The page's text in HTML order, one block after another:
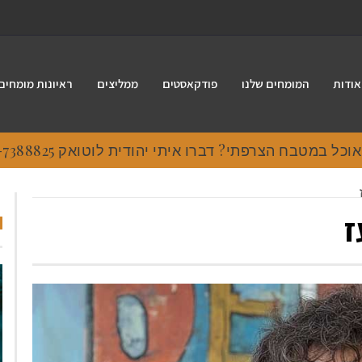
אודות המומחים שלנו פודקאסטים ממליצים ראיונות
במטבח הצרפתי? דברו איתי יהודית לוטואק 054-7388825.